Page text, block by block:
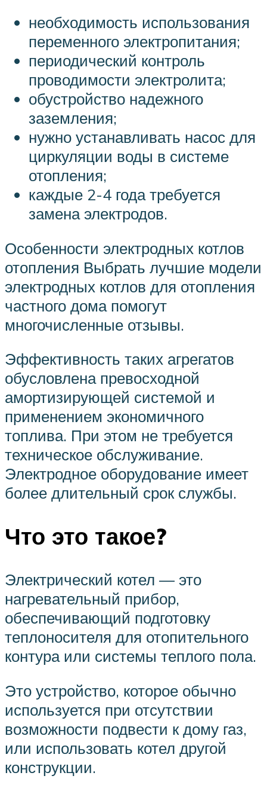
необходимость использования
переменного электропитания;
периодический контроль
проводимости электролита;
обустройство надежного
заземления;
нужно устанавливать насос для
циркуляции воды в системе
отопления;
каждые 2-4 года требуется
замена электродов.
Особенности электродных котлов
отопления Выбрать лучшие модели
электродных котлов для отопления
частного дома помогут
многочисленные отзывы.
Эффективность таких агрегатов
обусловлена превосходной
амортизирующей системой и
применением экономичного
топлива. При этом не требуется
техническое обслуживание.
Электродное оборудование имеет
более длительный срок службы.
Что это такое?
Электрический котел — это
нагревательный прибор,
обеспечивающий подготовку
теплоносителя для отопительного
контура или системы теплого пола.
Это устройство, которое обычно
используется при отсутствии
возможности подвести к дому газ,
или использовать котел другой
конструкции.